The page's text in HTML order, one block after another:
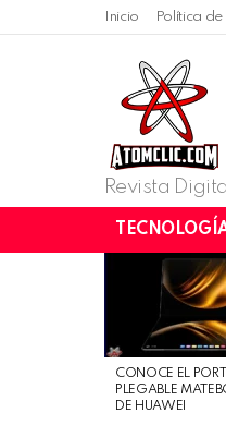
Inicio Política de
Revista Digital
STORIES
CONOCE EL
PLEGABLE
DE HUAWEI